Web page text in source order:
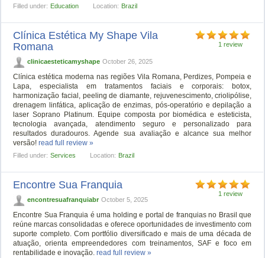
Filled under: Education Location: Brazil
1 review
Clínica Estética My Shape Vila
Romana
clinicaesteticamyshape October 26, 2025
Clínica estética moderna nas regiões Vila Romana, Perdizes, Pompeia e
Lapa, especialista em tratamentos faciais e corporais: botox,
harmonização facial, peeling de diamante, rejuvenescimento, criolipólise,
drenagem linfática, aplicação de enzimas, pós-operatório e depilação a
laser Soprano Platinum. Equipe composta por biomédica e esteticista,
tecnologia avançada, atendimento seguro e personalizado para
resultados duradouros. Agende sua avaliação e alcance sua melhor
versão!read full review »
Filled under: Services Location: Brazil
1 review
Encontre Sua Franquia
encontresuafranquiabr October 5, 2025
Encontre Sua Franquia é uma holding e portal de franquias no Brasil que
reúne marcas consolidadas e oferece oportunidades de investimento com
suporte completo. Com portfólio diversificado e mais de uma década de
atuação, orienta empreendedores com treinamentos, SAF e foco em
rentabilidade e inovação.read full review »